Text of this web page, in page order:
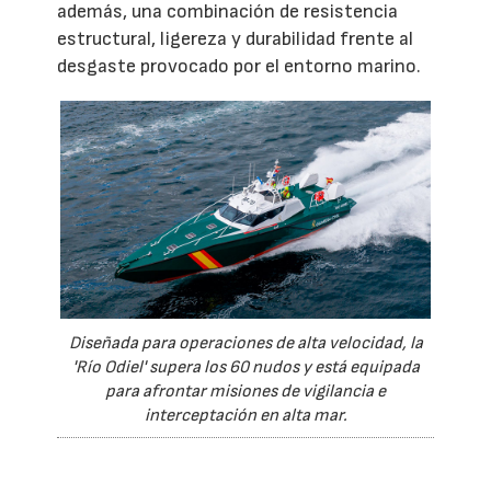
además, una combinación de resistencia
estructural, ligereza y durabilidad frente al
desgaste provocado por el entorno marino.
Diseñada para operaciones de alta velocidad, la
'Río Odiel' supera los 60 nudos y está equipada
para afrontar misiones de vigilancia e
interceptación en alta mar.